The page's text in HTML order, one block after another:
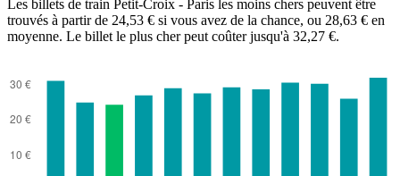
Les billets de train Petit-Croix - Paris les moins chers peuvent être
trouvés à partir de 24,53 € si vous avez de la chance, ou 28,63 € en
moyenne. Le billet le plus cher peut coûter jusqu'à 32,27 €.